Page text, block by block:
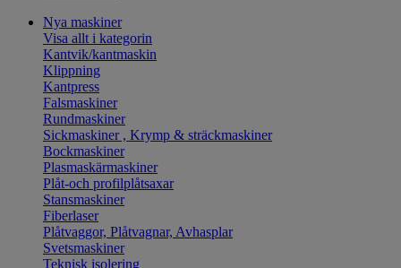
Nya maskiner
Visa allt i kategorin
Kantvik/kantmaskin
Klippning
Kantpress
Falsmaskiner
Rundmaskiner
Sickmaskiner , Krymp & sträckmaskiner
Bockmaskiner
Plasmaskärmaskiner
Plåt-och profilplåtsaxar
Stansmaskiner
Fiberlaser
Plåtvaggor, Plåtvagnar, Avhasplar
Svetsmaskiner
Teknisk isolering